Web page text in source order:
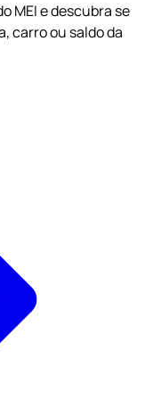
MEI e descubra se
carro ou saldo da